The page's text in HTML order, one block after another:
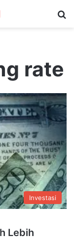
rate
Investasi
Lebih